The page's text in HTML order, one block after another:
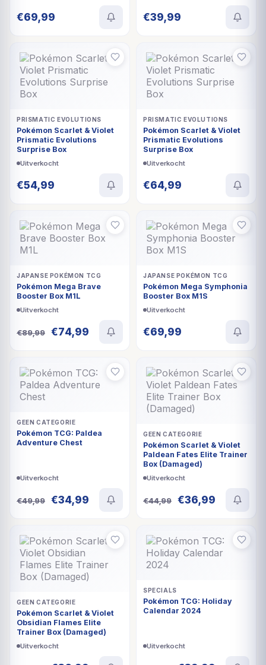
€69,99 €39,99
UITVERKOCHT
PRISMATIC EVOLUTIONS
Pokémon Scarlet & Violet
Prismatic Evolutions
Surprise Box
Uitverkocht
€54,99
UITVERKOCHT
PRISMATIC EVOLUTIONS
Pokémon Scarlet & Violet
Prismatic Evolutions
Surprise Box
Uitverkocht
€64,99
UITVERKOCHT
JAPANSE POKÉMON TCG
Pokémon Mega Brave
Booster Box M1L
Uitverkocht
€89,99
Oorspronkelijke
€89,99.
€74,99 Huidige
€74,99.
UITVERKOCHT
JAPANSE POKÉMON TCG
Pokémon Mega Symphonia
Booster Box M1S
Uitverkocht
€69,99
UITVERKOCHT
GEEN CATEGORIE
Pokémon TCG: Paldea
Adventure Chest
Uitverkocht
€49,99
Oorspronkelijke
€49,99.
€34,99 Huidige
€34,99.
UITVERKOCHT
GEEN CATEGORIE
Pokémon Scarlet & Violet
Paldean Fates Elite Trainer
Box (Damaged)
Uitverkocht
€44,99
Oorspronkelijke
€44,99.
€36,99 Huidige
€36,99.
UITVERKOCHT
GEEN CATEGORIE
Pokémon Scarlet & Violet
Obsidian Flames Elite
Trainer Box (Damaged)
Uitverkocht
UITVERKOCHT
SPECIALS
Pokémon TCG: Holiday
Calendar 2024
Uitverkocht